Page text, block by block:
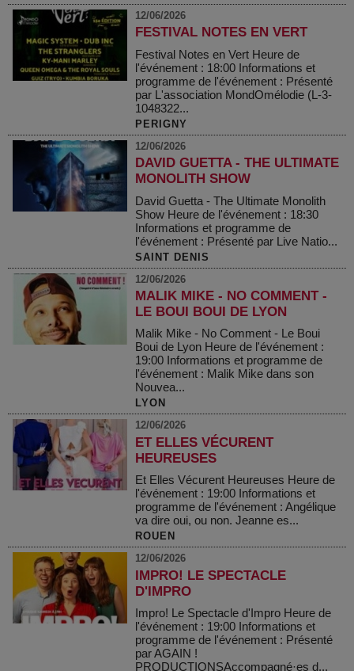
12/06/2026
FESTIVAL NOTES EN VERT
Festival Notes en Vert Heure de
l'événement : 18:00 Informations et
programme de l'événement : Présenté
par L'association MondOmélodie (L-3-
1048322...
PERIGNY
12/06/2026
DAVID GUETTA - THE ULTIMATE
MONOLITH SHOW
David Guetta - The Ultimate Monolith
Show Heure de l'événement : 18:30
Informations et programme de
l'événement : Présenté par Live Natio...
SAINT DENIS
12/06/2026
MALIK MIKE - NO COMMENT -
LE BOUI BOUI DE LYON
Malik Mike - No Comment - Le Boui
Boui de Lyon Heure de l'événement :
19:00 Informations et programme de
l'événement : Malik Mike dans son
Nouvea...
LYON
12/06/2026
ET ELLES VÉCURENT
HEUREUSES
Et Elles Vécurent Heureuses Heure de
l'événement : 19:00 Informations et
programme de l'événement : Angélique
va dire oui, ou non. Jeanne es...
ROUEN
12/06/2026
IMPRO! LE SPECTACLE
D'IMPRO
Impro! Le Spectacle d'Impro Heure de
l'événement : 19:00 Informations et
programme de l'événement : Présenté
par AGAIN !
PRODUCTIONSAccompagné·es d...